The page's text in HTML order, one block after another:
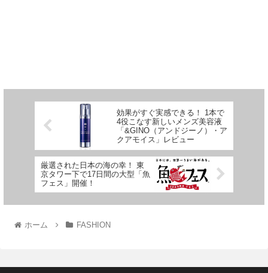
効果がすぐ実感できる！ 1本で
4役こなす新しいメンズ美容液
「&GINO（アンドジーノ）・ア
クアモイス」レビュー
厳選された日本の海の幸！ 東
京タワー下で17日間の大型「魚
フェス」開催！
ホーム FASHION